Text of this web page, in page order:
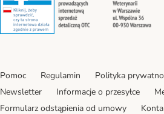
Pomoc Regulamin Polityka
Newsletter
Informacje o przesyłce
Formularz odstąpienia od umowy